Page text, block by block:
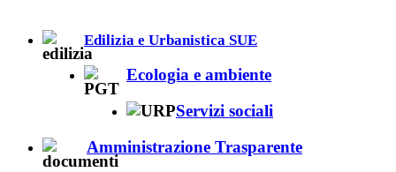
Edilizia e Urbanistica SUE
Ecologia e ambiente
Servizi sociali
Amministrazione Trasparente